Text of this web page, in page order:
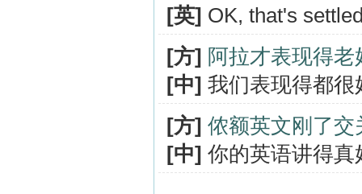
[英] OK, that's
[方] 阿拉才表现得老
[中] 我们表现得都很
[方] 侬额英文刚了交
[中] 你的英语讲得真